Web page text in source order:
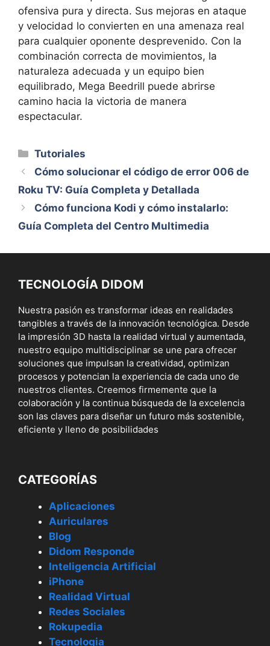
ofensiva pura y directa. Sus mejoras en ataque
y velocidad lo convierten en una amenaza real
para cualquier oponente desprevenido. Con la
combinación correcta de movimientos, la
naturaleza adecuada y un equipo bien
equilibrado, Mega Beedrill puede abrirse
camino hacia la victoria de manera
espectacular.
Categorías
Tutoriales
Cómo solucionar el código de error 006 de
Roku TV: Guía Completa y Detallada
Cómo funciona Kodi y cómo instalarlo:
Guía Completa del Centro Multimedia
TECNOLOGÍA DIDOM
Nuestra pasión es transformar ideas en realidades
tangibles a través de la innovación tecnológica. Desde
la impresión 3D hasta la realidad virtual y aumentada,
nuestro equipo multidisciplinar se une para ofrecer
soluciones que impulsan la creatividad, optimizan
procesos y potencian la experiencia de cada uno de
nuestros clientes. Creemos firmemente que la
colaboración y la continua búsqueda de la excelencia
son las claves para diseñar un futuro más sostenible,
eficiente y lleno de posibilidades
CATEGORÍAS
Aplicaciones
Auriculares
Blog
Didom Responde
Inteligencia Artificial
iPhone
Realidad Virtual
Redes Sociales
Rokupedia
Tecnologia